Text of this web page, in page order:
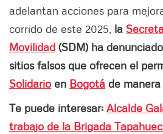
adelantan acciones para
corrido de este 2025, la
Movilidad (SDM) ha
sitios falsos que ofrecen el
Solidario en Bogotá de
Te puede interesar: Alcalde
trabajo de la Brigada